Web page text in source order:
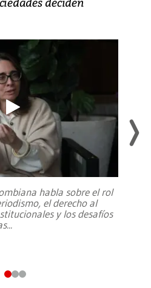
habla sobre el rol
el derecho al
y los desafíos
...